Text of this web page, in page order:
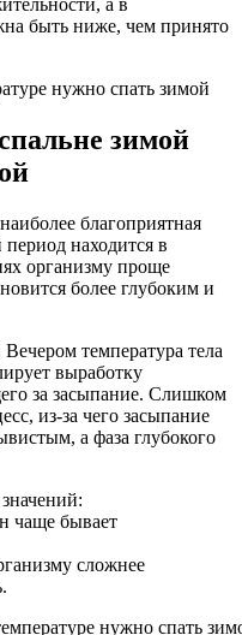
быть ниже, чем принято
зимой
благоприятная
находится в
организму проще
более глубоким и
температура тела
выработку
за засыпание. Слишком
из-за чего засыпание
а фаза глубокого
чаще бывает
сложнее